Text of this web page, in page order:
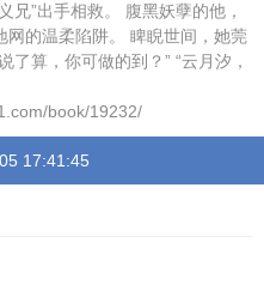
兄”出手相救。 腹黑妖孽的他，
的温柔陷阱。 睥睨世间，她莞
了算，你可做的到？” “云月汐，
book/19232/
17:41:45